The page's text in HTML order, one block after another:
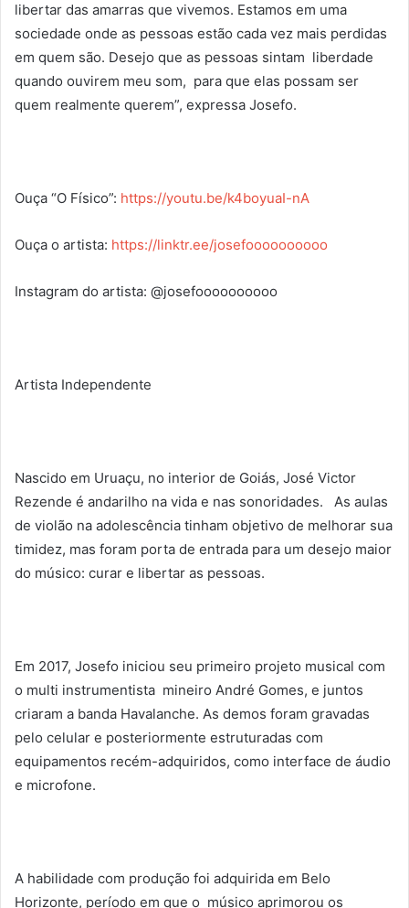
libertar das amarras que vivemos. Estamos em uma
sociedade onde as pessoas estão cada vez mais perdidas
em quem são. Desejo que as pessoas sintam liberdade
quando ouvirem meu som, para que elas possam ser
quem realmente querem”, expressa Josefo.
Ouça “O Físico”: https://youtu.be/k4boyuaI-nA
Ouça o artista: https://linktr.ee/josefoooooooooo
Instagram do artista: @josefoooooooooo
Artista Independente
Nascido em Uruaçu, no interior de Goiás, José Victor
Rezende é andarilho na vida e nas sonoridades. As aulas
de violão na adolescência tinham objetivo de melhorar sua
timidez, mas foram porta de entrada para um desejo maior
do músico: curar e libertar as pessoas.
Em 2017, Josefo iniciou seu primeiro projeto musical com
o multi instrumentista mineiro André Gomes, e juntos
criaram a banda Havalanche. As demos foram gravadas
pelo celular e posteriormente estruturadas com
equipamentos recém-adquiridos, como interface de áudio
e microfone.
A habilidade com produção foi adquirida em Belo
Horizonte, período em que o músico aprimorou os